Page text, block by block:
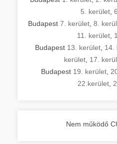
5. kerület
Budapest 7. kerület 8.
11. kerület,
Budapest 13. kerület, 14.
kerület, 17.
Budapest 19. kerület,
22.kerület
Nem működő